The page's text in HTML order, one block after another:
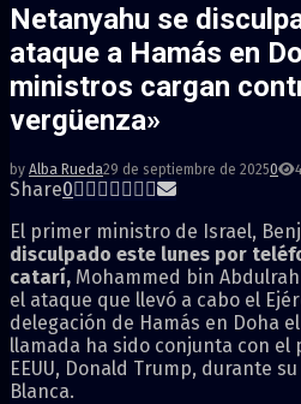
Netanyahu se
ataque a Hamás en
ministros cargan
vergüenza»
by Alba Rueda29 de septiembre de 20250
Share0
El primer ministro de Israel,
disculpado este lunes por
catarí, Mohammed bin
el ataque que llevó a cabo el
delegación de Hamás en Doha
llamada ha sido conjunta con el
EEUU, Donald Trump, durante
Blanca.